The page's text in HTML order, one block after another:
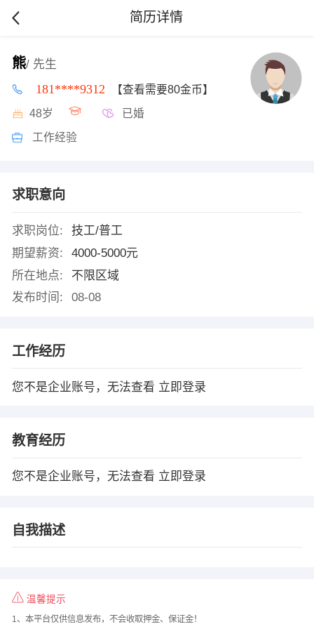
简历详情
熊/ 先生
181****9312 【查看需要80金币】
48岁 已婚
工作经验
求职意向
求职岗位:
技工/普工
期望薪资:
4000-5000元
所在地点:
不限区域
发布时间:
08-08
工作经历
您不是企业账号，无法查看 立即登录
教育经历
您不是企业账号，无法查看 立即登录
自我描述
温馨提示
1、本平台仅供信息发布，不会收取押金、保证金！